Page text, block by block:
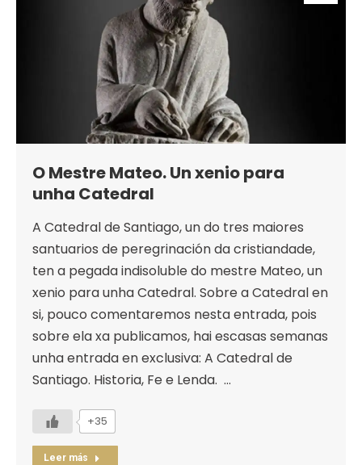
O Mestre Mateo. Un xenio para
unha Catedral
A Catedral de Santiago, un do tres maiores
santuarios de peregrinación da cristiandade,
ten a pegada indisoluble do mestre Mateo, un
xenio para unha Catedral. Sobre a Catedral en
si, pouco comentaremos nesta entrada, pois
sobre ela xa publicamos, hai escasas semanas
unha entrada en exclusiva: A Catedral de
Santiago. Historia, Fe e Lenda. …
+35
Leer más